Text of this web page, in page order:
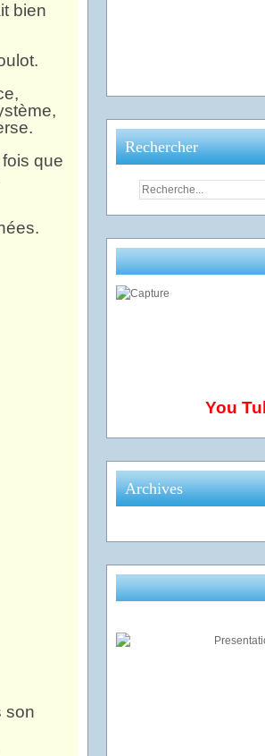
bien
que
son
Rechercher
You
Archives